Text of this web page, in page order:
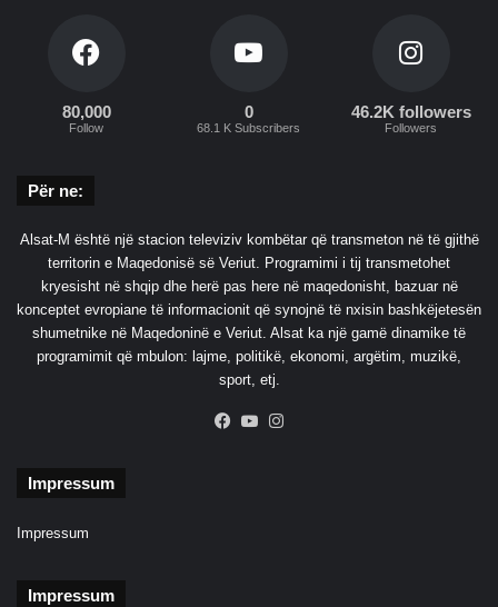
80,000
Follow
0
68.1 K Subscribers
46.2K followers
Followers
Për ne:
Alsat-M është një stacion televiziv kombëtar që transmeton në të gjithë
territorin e Maqedonisë së Veriut. Programimi i tij transmetohet
kryesisht në shqip dhe herë pas here në maqedonisht, bazuar në
konceptet evropiane të informacionit që synojnë të nxisin bashkëjetesën
shumetnike në Maqedoninë e Veriut. Alsat ka një gamë dinamike të
programimit që mbulon: lajme, politikë, ekonomi, argëtim, muzikë,
sport, etj.
Facebook
YouTube
Impressum
Impressum
Impressum